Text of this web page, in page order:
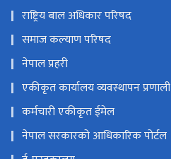
राष्ट्रिय बाल अधिकार परिषद
समाज कल्याण परिषद
नेपाल प्रहरी
एकीकृत कार्यालय व्यवस्थापन प्रणाली
कर्मचारी एकीकृत ईमेल
नेपाल सरकारको आधिकारिक पोर्टल